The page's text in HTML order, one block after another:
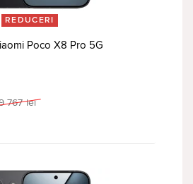
REDUCERI
Poco X8 Pro 5G
767 lei